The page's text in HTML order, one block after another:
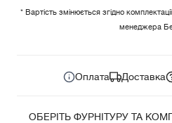
* Вартість змінюється згідно
менеджера
Оплата Доставка
ОБЕРІТЬ ФУРНІТУРУ ТА